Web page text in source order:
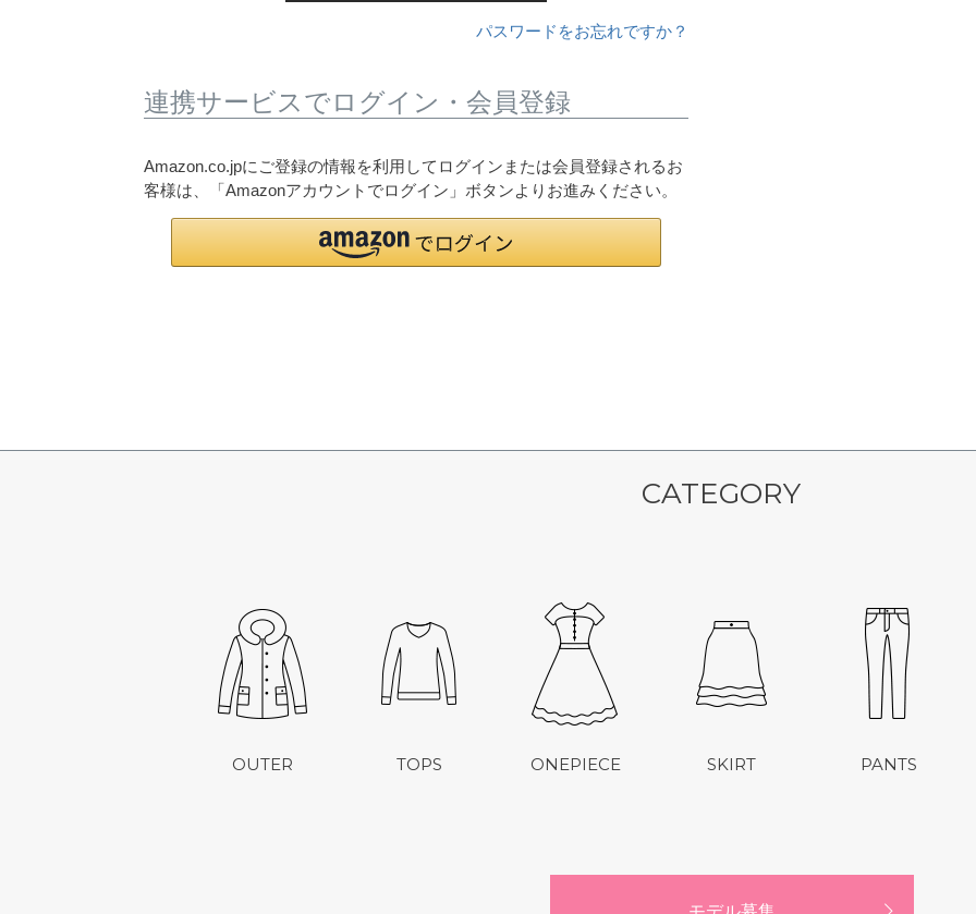
パスワードをお忘れですか？
連携サービスでログイン・会員登録
Amazon.co.jpにご登録の情報を利用してログインまたは会員登録されるお
客様は、「Amazonアカウントでログイン」ボタンよりお進みください。
CATEGORY
OUTER TOPS ONEPIECE SKIRT PANTS